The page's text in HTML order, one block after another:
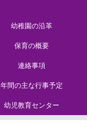
幼稚園の沿革
保育の概要
連絡事項
年間の主な行事予定
幼児教育センター